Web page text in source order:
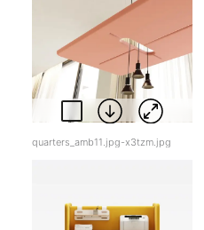
quarters_amb11.jpg-x3tzm.jpg